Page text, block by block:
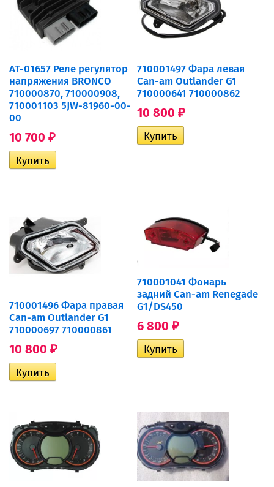
AT-01657 Реле регулятор
напряжения BRONCO
710000870, 710000908,
710001103 5JW-81960-00-
00
10 700 ₽
710001497 Фара левая
Can-am Outlander G1
710000641 710000862
10 800 ₽
710001496 Фара правая
Can-am Outlander G1
710000697 710000861
10 800 ₽
710001041 Фонарь
задний Can-am Renegade
G1/DS450
6 800 ₽